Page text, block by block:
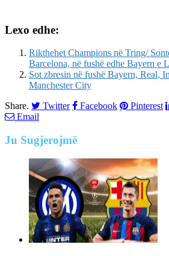
Lexo edhe:
Rikthehet Champions në Tring/
Barcelona, në fushë edhe Bayern e
Sot zbresin në fushë Bayern, Real,
Manchester City
Share.
Twitter Facebook Pinterest
Email
Ju Sugjerojmë